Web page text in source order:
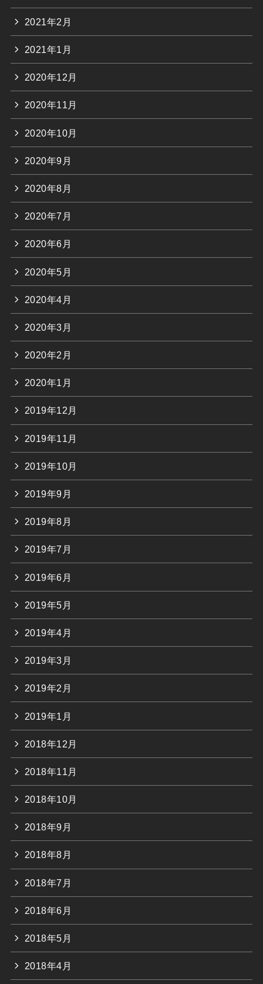
2021年2月
2021年1月
2020年12月
2020年11月
2020年10月
2020年9月
2020年8月
2020年7月
2020年6月
2020年5月
2020年4月
2020年3月
2020年2月
2020年1月
2019年12月
2019年11月
2019年10月
2019年9月
2019年8月
2019年7月
2019年6月
2019年5月
2019年4月
2019年3月
2019年2月
2019年1月
2018年12月
2018年11月
2018年10月
2018年9月
2018年8月
2018年7月
2018年6月
2018年5月
2018年4月